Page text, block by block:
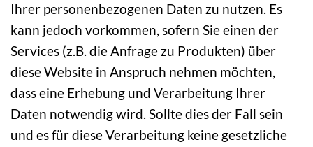
Ihrer personenbezogenen Daten zu nutzen. Es
kann jedoch vorkommen, sofern Sie einen der
Services (z.B. die Anfrage zu Produkten) über
diese Website in Anspruch nehmen möchten,
dass eine Erhebung und Verarbeitung Ihrer
Daten notwendig wird. Sollte dies der Fall sein
und es für diese Verarbeitung keine gesetzliche